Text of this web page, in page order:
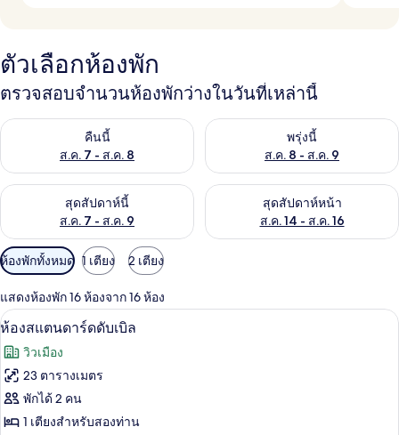
ตัวเลือกห้องพัก
ตรวจสอบจำนวนห้องพักว่างในวันที่เหล่านี้
คืนนี้
ส.ค. 7 - ส.ค. 8
ตรวจสอบจำนวนห้องพักว่างในคืนนี้ ส.ค. 7 - ส.ค. 8พรุ่งนี้
ส.ค. 8 - ส.ค. 9
ตรวจสอบจำนวนห้องพักว่างใน
สุดสัปดาห์นี้
ส.ค. 7 - ส.ค. 9
ตรวจสอบจำนวนห้องพักว่างในสุดสัปดาห์นี้ ส.ค. 7 - ส.ค. 9
สุดสัปดาห์หน้า
ส.ค. 14 - ส.ค. 16
ตรวจสอบจำนวนห้องพักว่างใน
ตัว
กรอง
ที่
มี
ให้
สำหรับ
ห้อง
พัก
ห้องพักทั้งหมด 1 เตียง 2 เตียง
แสดงห้องพัก 16 ห้องจาก 16 ห้อง
เปิด
ภาพถ่าย
ทั้งหมด
ของ
ห้อง
เครื่องนอนระดับพรีเมียม, ตู้นิรภัยในห้
9
ห้องสแตนดาร์ดดับเบิล
วิวเมือง
23 ตารางเมตร
พักได้ 2 คน
1 เตียงสำหรับสองท่าน